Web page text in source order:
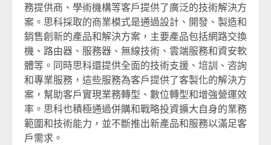
務提供商、學術機構等客戶提供了廣泛的技術解決方
案。思科採取的商業模式是通過設計、開發、製造和
銷售創新的產品和解決方案，主要產品包括網路交換
機、路由器、服務器、無線技術、雲端服務和資安軟
體等。同時思科還提供全面的技術支援、培訓、咨詢
和專業服務，這些服務為客戶提供了客製化的解決方
案，幫助客戶實現業務轉型、數位轉型和增強營運效
率。思科也積極通過併購和戰略投資擴大自身的業務
範圍和技術能力，並不斷推出新產品和服務以滿足客
戶需求。